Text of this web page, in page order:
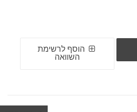
הוסף לרשימת
השוואה